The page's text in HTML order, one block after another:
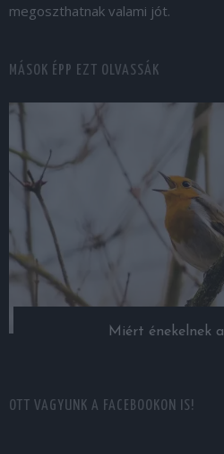
megoszthatnak valami jót.
MÁSOK ÉPP EZT OLVASSÁK
Miért énekelnek
OTT VAGYUNK A FACEBOOKON IS!